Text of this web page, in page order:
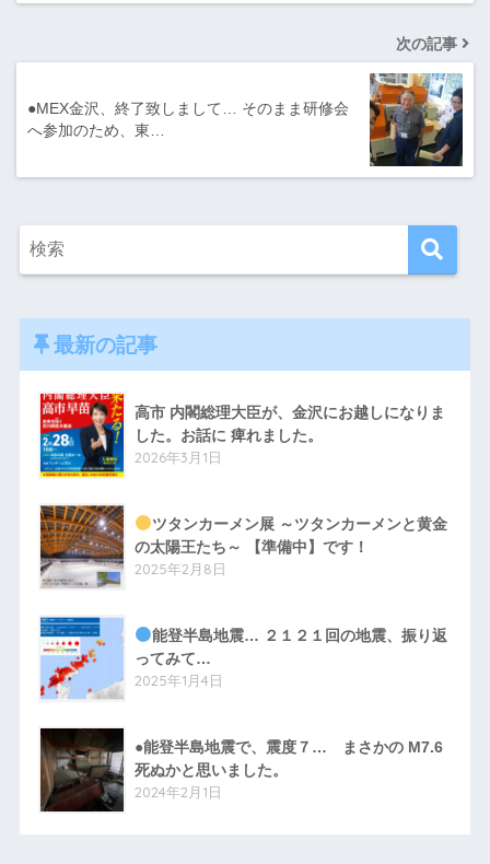
次の記事
●MEX金沢、終了致しまして… そのまま研修会
へ参加のため、東…
最新の記事
高市 内閣総理大臣が、金沢にお越しになりま
した。お話に 痺れました。
2026年3月1日
ツタンカーメン展 ～ツタンカーメンと黄金
の太陽王たち～ 【準備中】です！
2025年2月8日
能登半島地震… ２１２１回の地震、振り返
ってみて…
2025年1月4日
●能登半島地震で、震度７… まさかの M7.6
死ぬかと思いました。
2024年2月1日